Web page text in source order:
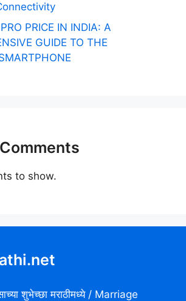
PRICE IN INDIA: A
GUIDE TO THE
to show.
शुभेच्छा मराठीमध्ये / Marriage